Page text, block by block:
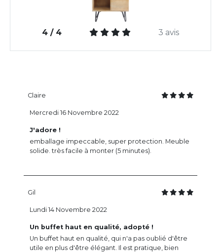
4 / 4 3 avis
Claire
J'adore !
emballage impeccable, super protection. Meuble
solide. très facile à monter (5 minutes).
Mercredi 16 Novembre 2022
Gil
Un buffet haut en qualité, adopté !
Un buffet haut en qualité, qui n'a pas oublié d'être
utile en plus d'être élégant. Il est pratique, bien
Lundi 14 Novembre 2022